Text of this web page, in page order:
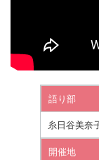
語り部
糸日谷美奈
開催地